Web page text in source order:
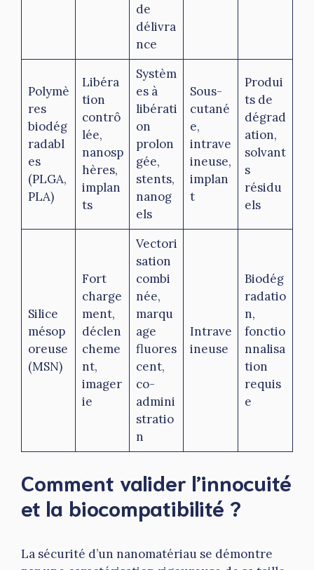
de
délivra
nce
Polymè
res
biodég
radabl
es
(PLGA,
PLA)
Libéra
tion
contrô
lée,
nanosp
hères,
implan
ts
Systèm
es à
libérati
on
prolon
gée,
stents,
nanog
els
Sous-
cutané
e,
intrave
ineuse,
implan
t
Produi
ts de
dégrad
ation,
solvant
s
résidu
els
Silice
mésop
oreuse
(MSN)
Fort
charge
ment,
déclen
cheme
nt,
imager
ie
Vectori
sation
combi
née,
marqu
age
fluores
cent,
co-
admini
stratio
n
Intrave
ineuse
Biodég
radatio
n,
fonctio
nnalisa
tion
requis
e
Comment valider l’innocuité
et la biocompatibilité ?
La sécurité d’un nanomatériau se démontre